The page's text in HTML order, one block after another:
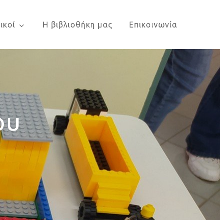
Η βιβλιοθήκη μας Επικοινωνία